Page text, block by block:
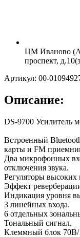
ЦМ Иваново
проспект,
Артикул: 00-
Описание:
DS-9700 Усилитель
Встроенный
карты и FM
Два микрофонных
отключения звука.
Регуляторы высоких
Эффект
Индикация уровня
3 линейных входа.
6 отдельных
Тональный сигнал.
Клеммный блок 70В/